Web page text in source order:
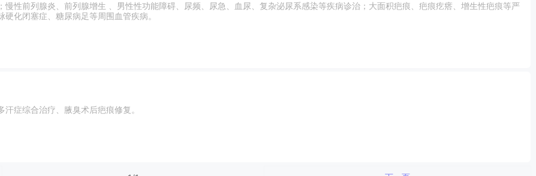
性前列腺炎、前列腺增生 、男性性功能障碍、尿频、尿急、血尿、复杂泌尿系感染等疾病诊治；大面积疤痕、疤痕疙瘩、增生性疤痕等严
化闭塞症、糖尿病足等周围血管疾病。
症综合治疗、腋臭术后疤痕修复。